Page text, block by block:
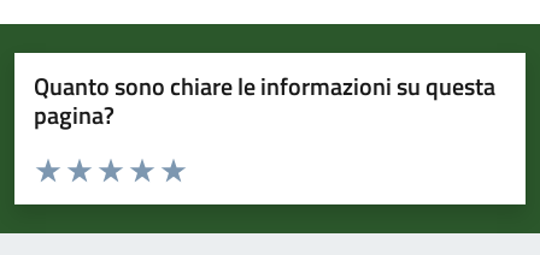
Quanto sono chiare le informazioni su questa
pagina?
Valuta da 1 a 5 stelle la pagina
Valuta 5 stelle su 5
Valuta 4 stelle su 5
Valuta 3 stelle su 5
Valuta 2 stelle su 5
Valuta 1 stelle su 5